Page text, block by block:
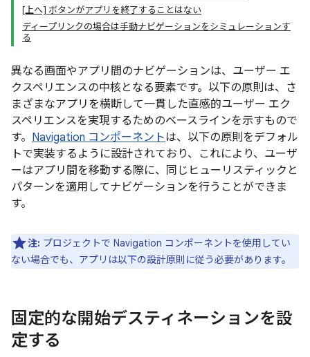
[上へ] ボタンがアプリを終了することはない
ディープリンクの場合は手動ナビゲーションをシミュレーションす
る
異なる画面やアプリ間のナビゲーションは、ユーザー エ
クスペリエンスの中核となる要素です。以下の原則は、さ
まざまなアプリを横断して一貫した直感的ユーザー エク
スペリエンスを実現するためのベースラインを示すもので
す。 Navigation コンポーネントは、以下の原則をデフォル
トで実装するように設計されており、これにより、ユーザ
ーはアプリ間を移動する際に、同じヒューリスティックと
パターンを適用してナビゲーションを行うことができま
す。
注: プロジェクトで Navigation コンポーネントを使用してい
ない場合でも、アプリは以下の設計原則に従う必要があります。
固定的な開始デスティネーションを設
定する